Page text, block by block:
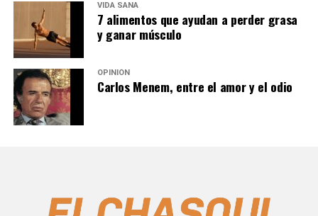
VIDA SANA
7 alimentos que ayudan a perder grasa
y ganar músculo
OPINIÓN
Carlos Menem, entre el amor y el odio